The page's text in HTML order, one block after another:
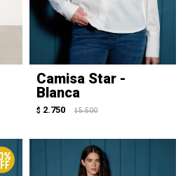
Camisa Star -
Blanca
$ 2.750 $ 5.500